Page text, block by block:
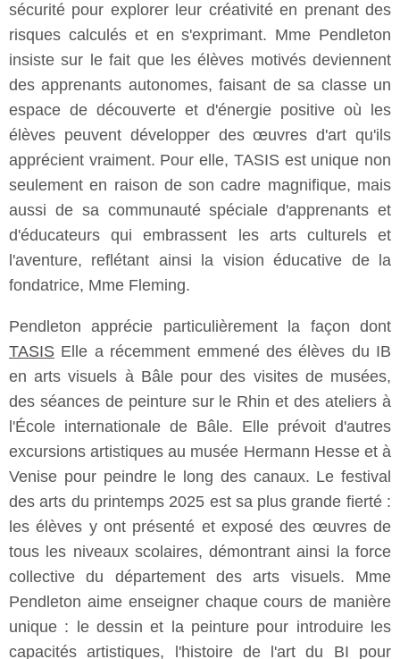
sécurité pour explorer leur créativité en prenant des
risques calculés et en s'exprimant. Mme Pendleton
insiste sur le fait que les élèves motivés deviennent
des apprenants autonomes, faisant de sa classe un
espace de découverte et d'énergie positive où les
élèves peuvent développer des œuvres d'art qu'ils
apprécient vraiment. Pour elle, TASIS est unique non
seulement en raison de son cadre magnifique, mais
aussi de sa communauté spéciale d'apprenants et
d'éducateurs qui embrassent les arts culturels et
l'aventure, reflétant ainsi la vision éducative de la
fondatrice, Mme Fleming.
Pendleton apprécie particulièrement la façon dont
TASIS Elle a récemment emmené des élèves du IB
en arts visuels à Bâle pour des visites de musées,
des séances de peinture sur le Rhin et des ateliers à
l'École internationale de Bâle. Elle prévoit d'autres
excursions artistiques au musée Hermann Hesse et à
Venise pour peindre le long des canaux. Le festival
des arts du printemps 2025 est sa plus grande fierté :
les élèves y ont présenté et exposé des œuvres de
tous les niveaux scolaires, démontrant ainsi la force
collective du département des arts visuels. Mme
Pendleton aime enseigner chaque cours de manière
unique : le dessin et la peinture pour introduire les
capacités artistiques, l'histoire de l'art du BI pour